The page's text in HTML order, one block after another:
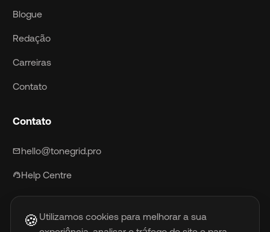
Blogue
Redação
Carreiras
Contato
Contato
mailhello@tonegrid.pro
support_agentHelp Centre
🍪 Utilizamos cookies para melhorar a sua